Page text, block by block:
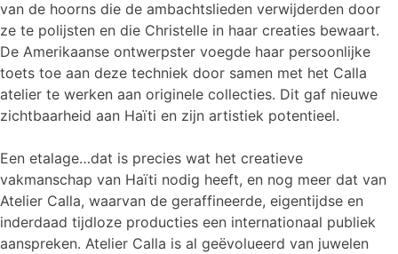
van de hoorns die de ambachtslieden verwijderden door
ze te polijsten en die Christelle in haar creaties bewaart.
De Amerikaanse ontwerpster voegde haar persoonlijke
toets toe aan deze techniek door samen met het Calla
atelier te werken aan originele collecties. Dit gaf nieuwe
zichtbaarheid aan Haïti en zijn artistiek potentieel.
Een etalage…dat is precies wat het creatieve
vakmanschap van Haïti nodig heeft, en nog meer dat van
Atelier Calla, waarvan de geraffineerde, eigentijdse en
inderdaad tijdloze producties een internationaal publiek
aanspreken. Atelier Calla is al geëvolueerd van juwelen